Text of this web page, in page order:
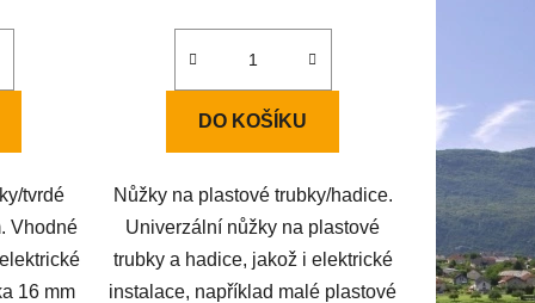
tvrdé
Vhodné
16 mm
DO KOŠÍKU
Nůžky na plastové trubky/hadice.
Univerzální nůžky na plastové
trubky a hadice, jakož i elektrické
instalace, například malé plastové